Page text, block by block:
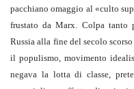
pacchiano omaggio al «culto
frustato da Marx. Colpa
Russia alla fine del secolo
il populismo, movimento
negava la lotta di classe,